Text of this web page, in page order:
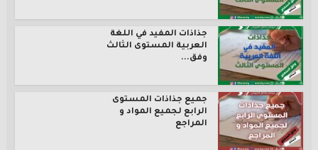
جذاذات المفيد في اللغة
العربية المستوى الثالث
وفق...
جميع جذاذات المستوى
الرابع لجميع المواد و
المراجع